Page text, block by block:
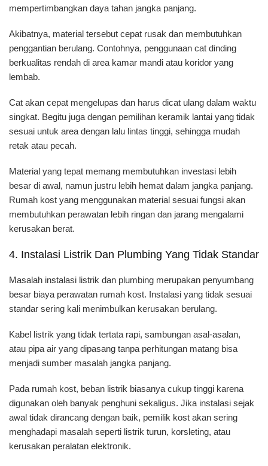
mempertimbangkan daya tahan jangka panjang.
Akibatnya, material tersebut cepat rusak dan membutuhkan
penggantian berulang. Contohnya, penggunaan cat dinding
berkualitas rendah di area kamar mandi atau koridor yang
lembab.
Cat akan cepat mengelupas dan harus dicat ulang dalam waktu
singkat. Begitu juga dengan pemilihan keramik lantai yang tidak
sesuai untuk area dengan lalu lintas tinggi, sehingga mudah
retak atau pecah.
Material yang tepat memang membutuhkan investasi lebih
besar di awal, namun justru lebih hemat dalam jangka panjang.
Rumah kost yang menggunakan material sesuai fungsi akan
membutuhkan perawatan lebih ringan dan jarang mengalami
kerusakan berat.
4. Instalasi Listrik Dan Plumbing Yang Tidak Standar
Masalah instalasi listrik dan plumbing merupakan penyumbang
besar biaya perawatan rumah kost. Instalasi yang tidak sesuai
standar sering kali menimbulkan kerusakan berulang.
Kabel listrik yang tidak tertata rapi, sambungan asal-asalan,
atau pipa air yang dipasang tanpa perhitungan matang bisa
menjadi sumber masalah jangka panjang.
Pada rumah kost, beban listrik biasanya cukup tinggi karena
digunakan oleh banyak penghuni sekaligus. Jika instalasi sejak
awal tidak dirancang dengan baik, pemilik kost akan sering
menghadapi masalah seperti listrik turun, korsleting, atau
kerusakan peralatan elektronik.